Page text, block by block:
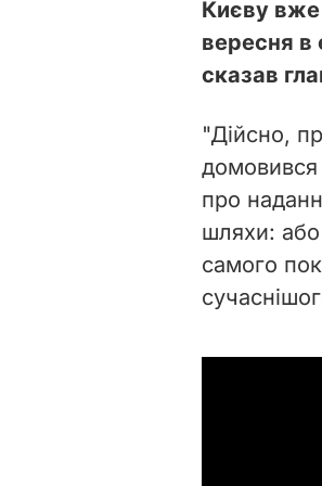
Києву вже
вересня в
сказав
"Дійсно,
домовився
про
шляхи: або
самого